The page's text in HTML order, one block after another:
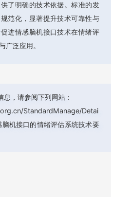
了明确的技术依据。标准的发
范化，显著提升技术可靠性与
进情感脑机接口技术在情绪评
广泛应用。
息，请参阅下列网站：
StandardManage/Detai
机接口的情绪评估系统技术要